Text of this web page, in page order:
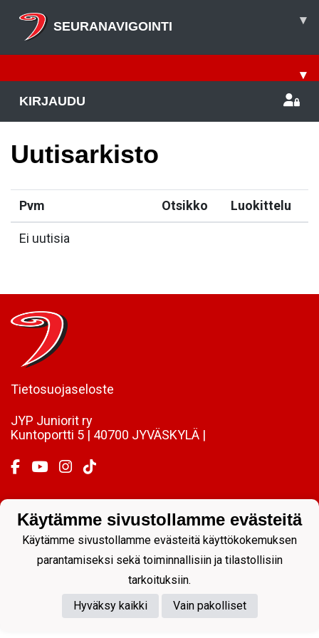
SEURANAVIGOINTI ▾
▾
KIRJAUDU
Uutisarkisto
Pvm Otsikko Luokittelu
Ei uutisia
Tietosuojaseloste
JYP Juniorit ry
Kuntoportti 5 | 40700 JYVÄSKYLÄ |
Powered by
Käytämme sivustollamme evästeitä
Käytämme sivustollamme evästeitä käyttökokemuksen
parantamiseksi sekä toiminnallisiin ja tilastollisiin
tarkoituksiin.
Hyväksy kaikki
Vain pakolliset